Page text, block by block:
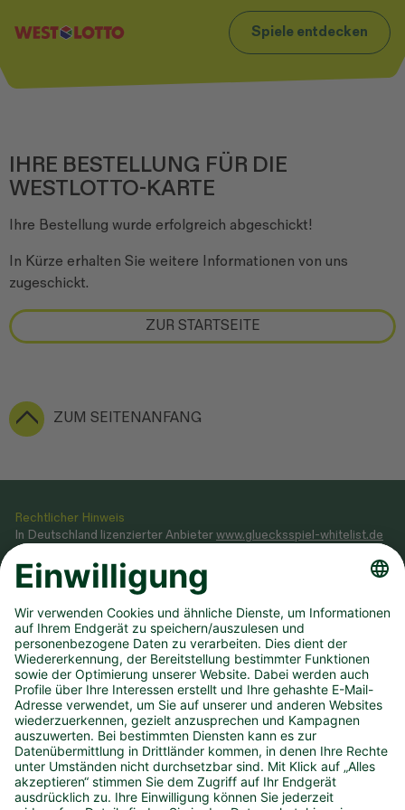
Zum Footer Spiele entdecken
IHRE BESTELLUNG FÜR DIE
WESTLOTTO-KARTE
Ihre Bestellung wurde erfolgreich abgeschickt!
In Kürze erhalten Sie weitere Informationen von uns
zugeschickt.
ZUR STARTSEITE
ZUM SEITENANFANG
Hilfreiche Links
Downloads
Newsletter
Annahmestelle finden
Spielsperre
Dauertipp kündigen
Infos zum DLTB
Rechtlicher Hinweis
In Deutschland lizenzierter Anbieterwww.gluecksspiel-whitelist.de
Veranstaltung von Glücksspielen gemäß Glücksspielstaatsvertrag
2021, dessen Ausführungsgesetz sowie Genehmigung, erteilt durch
Teilnahme ab 18 Jahren. Glücksspiel kann süchtig machen! Hilfe und
Beratung unter BIÖG 0800 1372700 (kostenlos) oderwww.check-
dein-spiel.de.